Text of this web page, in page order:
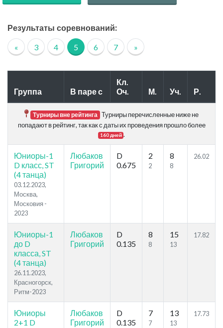
Результаты соревнований:
« 3 4 5 6 7 »
Группа В паре с
Кл.
Оч.
М. Уч. Р.
Турниры вне рейтинга Турниры перечисленные ниже не
попадают в рейтинг, так как с даты их проведения прошло более
160 дней .
Юниоры-1
D класс, ST
(4 танца)
03.12.2023,
Москва,
Московия -
2023
Любаков
Григорий
D
0.675
2
2
8
8
26.02
Юниоры-1
до D
класса, ST
(4 танца)
26.11.2023,
Красногорск,
Ритм-2023
Любаков
Григорий
D
0.135
8
8
15
13
17.82
Юниоры
2+1 D
Любаков
Григорий
D
0.135
7
7
13
13
17.73